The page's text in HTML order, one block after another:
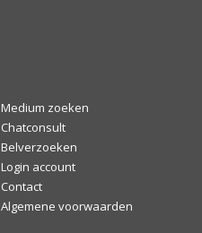
Medium zoeken
Chatconsult
Belverzoeken
Login account
Contact
Algemene voorwaarden